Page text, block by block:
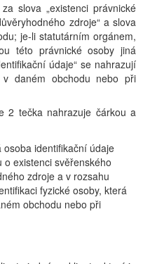
slova „existenci právnické
zdroje“ a slova
je-li statutárním orgánem,
této právnické osoby jiná
údaje“ se nahrazují
daném obchodu nebo při
2 tečka nahrazuje čárkou a
identifikační údaje
existenci svěřenského
zdroje a v rozsahu
fyzické osoby, která
obchodu nebo při